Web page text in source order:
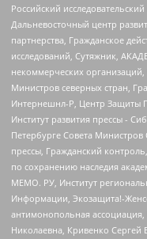
Российский
Дальневосточный центр
партнерства, Гражданское
исследований, Сутяжник,
некоммерческих
Министров северных стран,
Интернешнл-Р, Центр Защиты
Институт развития прессы -
Петербурге Совета
прессы, Гражданский
по сохранению наследия
МЕМО. РУ, Институт
Информации, Экозащита!-
антимонопольная
Николаевна, Кривенко